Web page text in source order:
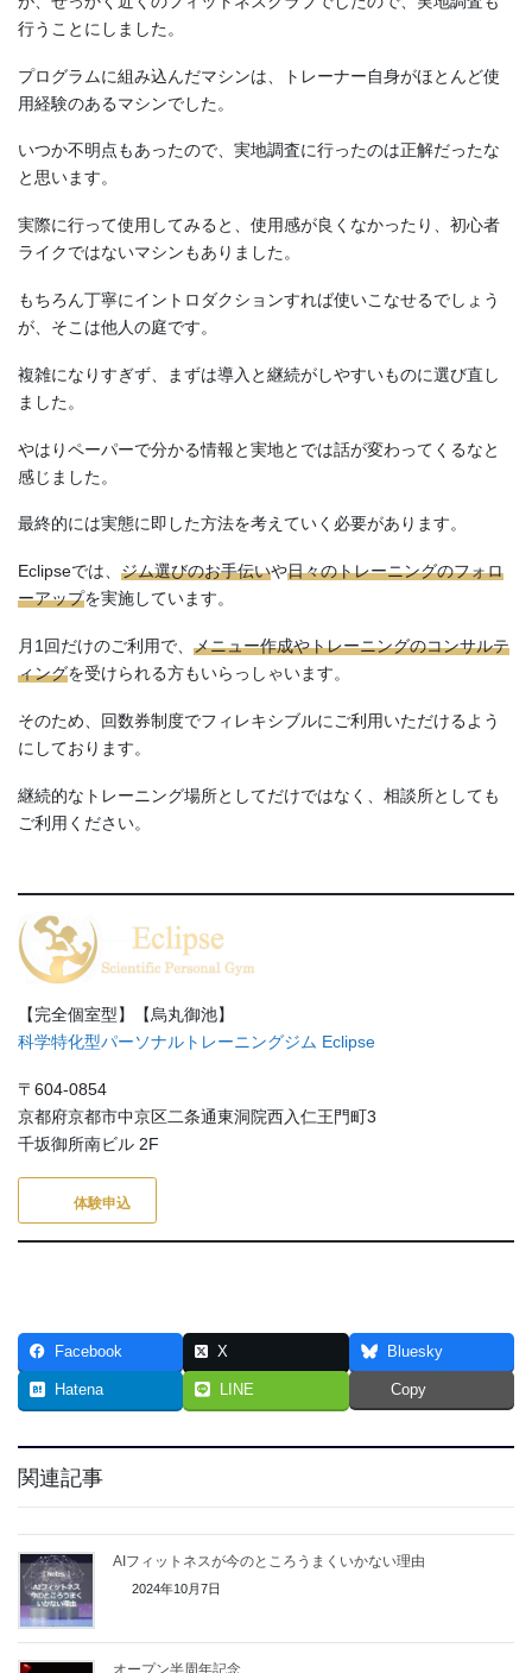
行うことにしました。
プログラムに組み込んだマシンは、トレーナー自身がほとんど使
用経験のあるマシンでした。
いつか不明点もあったので、実地調査に行ったのは正解だったな
と思います。
実際に行って使用してみると、使用感が良くなかったり、初心者
ライクではないマシンもありました。
もちろん丁寧にイントロダクションすれば使いこなせるでしょう
が、そこは他人の庭です。
複雑になりすぎず、まずは導入と継続がしやすいものに選び直し
ました。
やはりペーパーで分かる情報と実地とでは話が変わってくるなと
感じました。
最終的には実態に即した方法を考えていく必要があります。
Eclipseでは、 ジム選びのお手伝いや日々のトレーニングのフォロ
ーアップを実施しています。
月1回だけのご利用で、 メニュー作成やトレーニングのコンサルテ
ィングを受けられる方もいらっしゃいます。
そのため、回数券制度でフィレキシブルにご利用いただけるよう
にしております。
継続的なトレーニング場所としてだけではなく、相談所としても
ご利用ください。
【完全個室型】【烏丸御池】
科学特化型パーソナルトレーニングジム Eclipse
〒604-0854
京都府京都市中京区二条通東洞院西入仁王門町3
千坂御所南ビル 2F
体験申込
Facebook X Bluesky
Hatena LINE Copy
関連記事
AIフィットネスが今のところうまくいかない理由
2024年10月7日